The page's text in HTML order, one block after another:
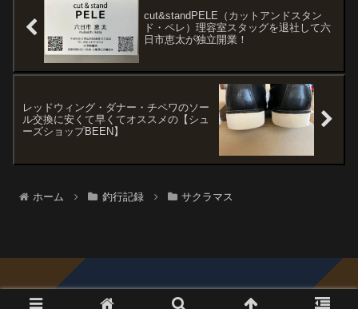
cut&standPELE（カットアンドスタン
ド・ペレ）理容室スタッグを退社して六
日市恵太が独立開業！
レッドウィング・ダナー・チペワのソー
ル交換に安くて早くてオススメの【シュ
ーズショップBEEN】
ホーム 釣行記録 サクラマス
© 2015 Trout Blue.